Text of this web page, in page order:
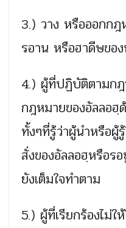
3.) วาง หรือออกก
รอาน หรือฮาดีษขอ
4.) ผู้ที่ปฏิบัติตามก
กฎหมายของอัลลอฮฺ
ทั้งๆที่รู้ว่าผู้นำหรือผู้
สั่งของอัลลอฮฺหรือร
ยังเต็มใจทำตาม
5.) ผู้ที่เรียกร้องไม่ใ